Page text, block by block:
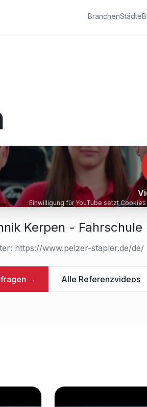
BranchenStädte
Einwilligung für YouTube setzt
Kerpen - Fahrschule
https://www.pelzer-stapler.de/de/
→ Alle Referenzvideos